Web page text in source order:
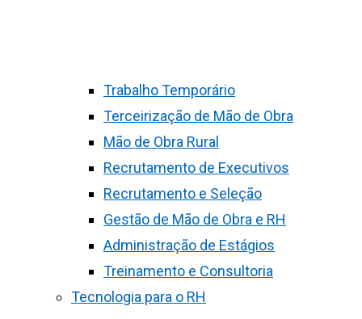
Trabalho Temporário
Terceirização de Mão de Obra
Mão de Obra Rural
Recrutamento de Executivos
Recrutamento e Seleção
Gestão de Mão de Obra e RH
Administração de Estágios
Treinamento e Consultoria
Tecnologia para o RH